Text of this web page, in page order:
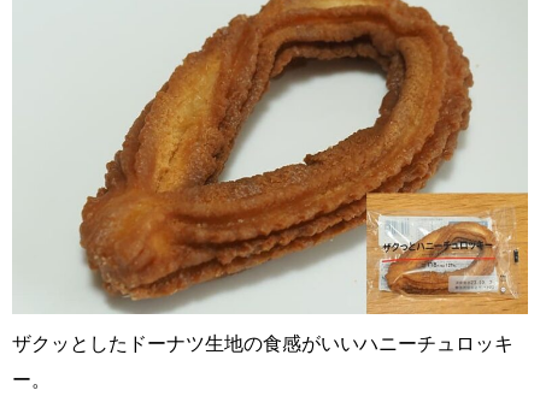
ザクッとしたドーナツ生地の食感がいいハニーチュロッキ
ー。